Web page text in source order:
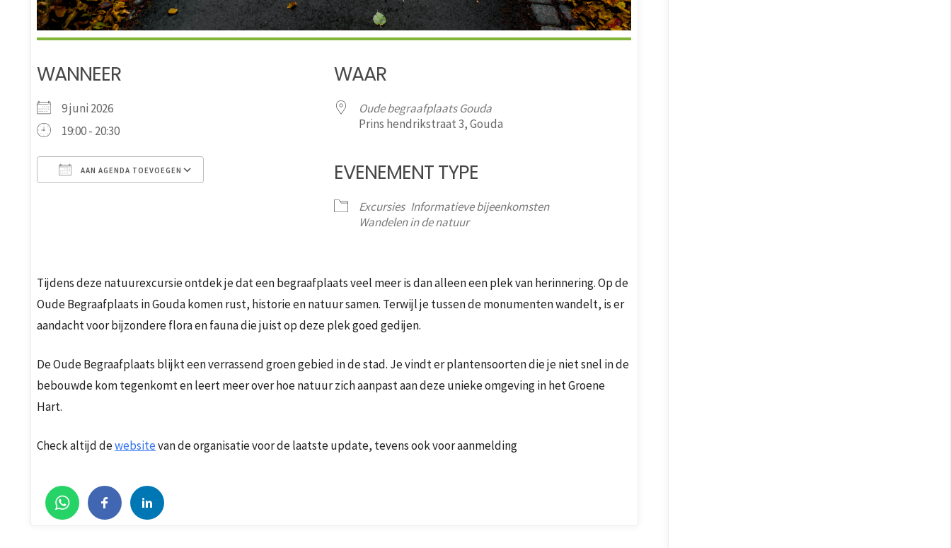
WANNEER
9 juni 2026
19:00 - 20:30
AAN AGENDA TOEVOEGEN
iCalendar Office 365
WAAR
Oude begraafplaats Gouda
Prins hendrikstraat 3, Gouda
EVENEMENT TYPE
Excursies Informatieve bijeenkomsten
Wandelen in de natuur
Tijdens deze natuurexcursie ontdek je dat een begraafplaats veel meer is dan alleen een plek van herinnering. Op de
Oude Begraafplaats in Gouda komen rust, historie en natuur samen. Terwijl je tussen de monumenten wandelt, is er
aandacht voor bijzondere flora en fauna die juist op deze plek goed gedijen.
De Oude Begraafplaats blijkt een verrassend groen gebied in de stad. Je vindt er plantensoorten die je niet snel in de
bebouwde kom tegenkomt en leert meer over hoe natuur zich aanpast aan deze unieke omgeving in het Groene
Hart.
Check altijd dewebsitevan de organisatie voor de laatste update, tevens ook voor aanmelding